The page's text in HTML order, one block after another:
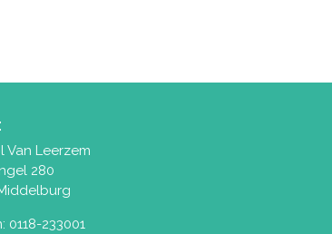
Van Leerzem
280
0118-233001